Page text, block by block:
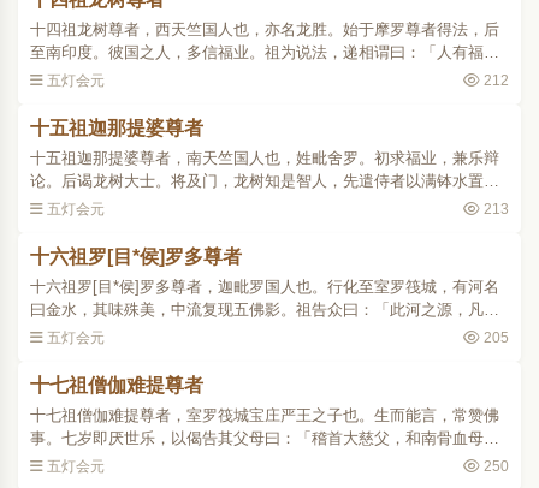
十四祖龙树尊者，西天竺国人也，亦名龙胜。始于摩罗尊者得法，后
至南印度。彼国之人，多信福业。祖为说法，递相谓曰：「人有福
业，世间第一。徒言佛性，谁能睹之？」祖曰：「汝欲见佛性，先须
五灯会元 212
十五祖迦那提婆尊者
十五祖迦那提婆尊者，南天竺国人也，姓毗舍罗。初求福业，兼乐辩
论。后谒龙树大士。将及门，龙树知是智人，先遣侍者以满钵水置于
座前。尊者睹之，即以一针投之而进，欣然契会。龙树即为说法，不
五灯会元 213
十六祖罗[目*侯]罗多尊者
十六祖罗[目*侯]罗多尊者，迦毗罗国人也。行化至室罗筏城，有河名
曰金水，其味殊美，中流复现五佛影。祖告众曰：「此河之源，凡五
百里，有圣者僧伽难提居于彼处。佛志：‘一千年后，当绍圣位。’」语
五灯会元 205
十七祖僧伽难提尊者
十七祖僧伽难提尊者，室罗筏城宝庄严王之子也。生而能言，常赞佛
事。七岁即厌世乐，以偈告其父母曰：「稽首大慈父，和南骨血母。
我今欲出家，幸愿哀愍故。」父母固止之，遂终日不食。乃许其在家
五灯会元 250